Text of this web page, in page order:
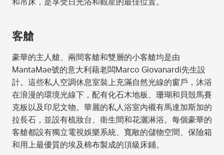
客艙
豪華的主人艙、兩間客艙和雙層的小客艙均是由
MantaMae號的意大利藉老闆Marco Giovanardi先生設
計。這些私人空調休息室裝上充滿自然光線的窗戶，沐浴
在浪漫的環境光線下，配有化石木地板、珊瑚和貝殼馬賽
克板以及印尼文物。華麗的私人浴室內襯有馬達加斯加的
拉長石，並設有梳妝台、衛生間和花灑淋浴。每個豪華的
客艙都設有獨立電視娛樂系統、寬敞的儲物空間、保險箱
和用上最優質的埃及棉布製成的頂級床鋪。